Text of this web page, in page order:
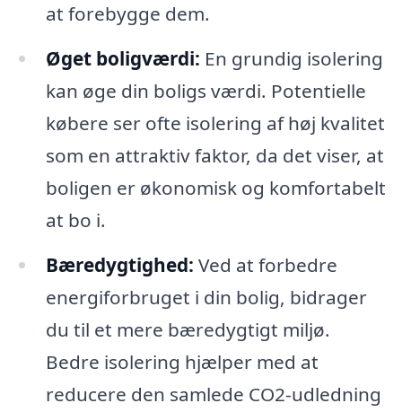
at forebygge dem.
Øget boligværdi: En grundig isolering
kan øge din boligs værdi. Potentielle
købere ser ofte isolering af høj kvalitet
som en attraktiv faktor, da det viser, at
boligen er økonomisk og komfortabelt
at bo i.
Bæredygtighed: Ved at forbedre
energiforbruget i din bolig, bidrager
du til et mere bæredygtigt miljø.
Bedre isolering hjælper med at
reducere den samlede CO2-udledning